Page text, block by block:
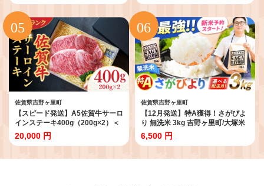
里町[FDB026]
佐賀県吉野ヶ里町
【スピード発送】A5佐賀牛サーロ
インステーキ400g（200g×2）＜
A5ランク極みステーキ＞ ステー
キ サーロイン サーロインステー
町/meat shop FUKU 肉 牛肉 牛 佐
20,000 円
佐賀県吉野ヶ里町
【12月発送】特A獲得！さがびよ
り 無洗米 3kg 吉野ヶ里町/大塚米
穀店 [FCW025]
6,500 円